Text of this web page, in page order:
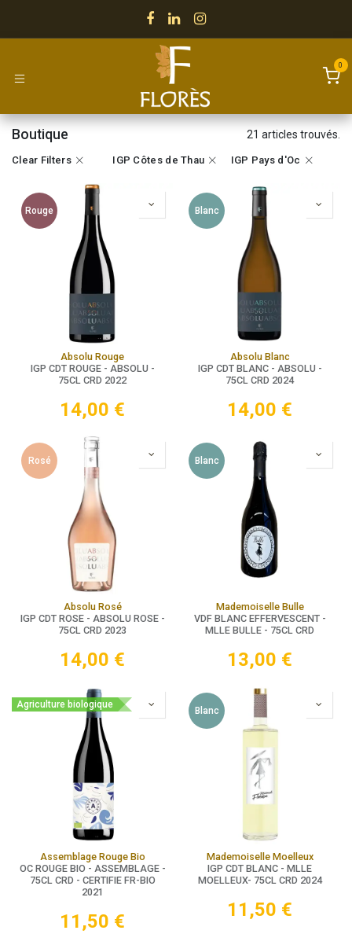
0
Boutique 21 articles trouvés.
Clear Filters IGP Côtes de Thau IGP Pays d'Oc
Rouge
Absolu Rouge
IGP CDT ROUGE - ABSOLU -
75CL CRD 2022
14,00 €
Blanc
Absolu Blanc
IGP CDT BLANC - ABSOLU -
75CL CRD 2024
14,00 €
Rosé
Absolu Rosé
IGP CDT ROSE - ABSOLU ROSE -
75CL CRD 2023
14,00 €
Blanc
Mademoiselle Bulle
VDF BLANC EFFERVESCENT -
MLLE BULLE - 75CL CRD
13,00 €
Agriculture biologique
Assemblage Rouge Bio
OC ROUGE BIO - ASSEMBLAGE -
75CL CRD - CERTIFIE FR-BIO
2021
11,50 €
Blanc
Mademoiselle Moelleux
IGP CDT BLANC - MLLE
MOELLEUX- 75CL CRD 2024
11,50 €